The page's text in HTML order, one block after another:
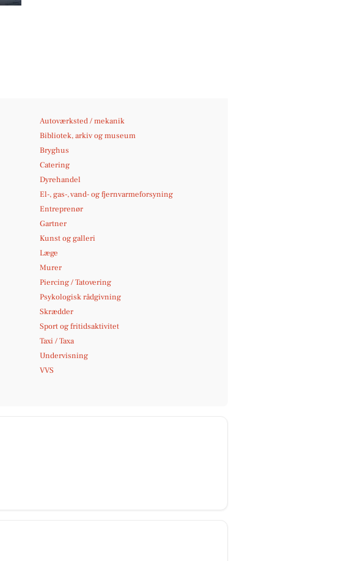
Autoværksted / mekanik
Bibliotek, arkiv og museum
Bryghus
Catering
Dyrehandel
El-, gas-, vand- og fjernvarmeforsyning
Entreprenør
Gartner
Kunst og galleri
Læge
Murer
Piercing / Tatovering
Psykologisk rådgivning
Skrædder
Sport og fritidsaktivitet
Taxi / Taxa
Undervisning
VVS